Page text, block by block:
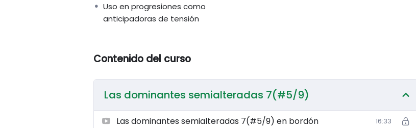
Exploraremos la relación entre estos acordes alterados y escalas, desvelando las
claves para una improvisación fluida y expresiva.
¿Estás listo para el desafío?
Uso en progresiones como
anticipadoras de tensión
Contenido del curso
Las dominantes semialteradas 7(#5/9)
Las dominantes semialteradas 7(#5/9) en bordón 16:33